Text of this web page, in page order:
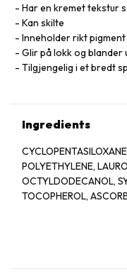
Har en kremet tekstur
Kan skilte
Inneholder rikt
Glir på lokk og blander
Tilgjengelig i et bredt
Ingredients
POLYETHYLENE,
OCTYLDODECANOL,
TOCOPHEROL,